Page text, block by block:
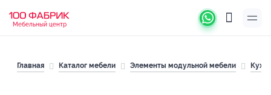
Мебельный центр
Главная Каталог мебели Элементы модульной мебели